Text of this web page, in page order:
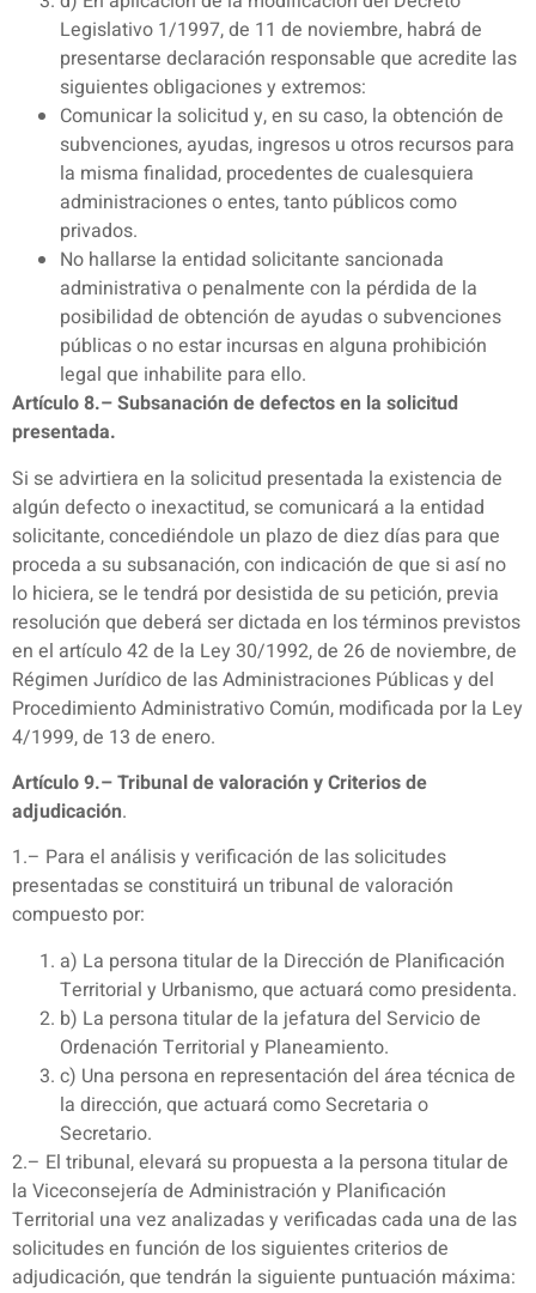
Legislativo 1/1997, de 11 de noviembre, habrá de
presentarse declaración responsable que acredite las
siguientes obligaciones y extremos:
Comunicar la solicitud y, en su caso, la obtención de
subvenciones, ayudas, ingresos u otros recursos para
la misma finalidad, procedentes de cualesquiera
administraciones o entes, tanto públicos como
privados.
No hallarse la entidad solicitante sancionada
administrativa o penalmente con la pérdida de la
posibilidad de obtención de ayudas o subvenciones
públicas o no estar incursas en alguna prohibición
legal que inhabilite para ello.
Artículo 8.– Subsanación de defectos en la solicitud
presentada.
Si se advirtiera en la solicitud presentada la existencia de
algún defecto o inexactitud, se comunicará a la entidad
solicitante, concediéndole un plazo de diez días para que
proceda a su subsanación, con indicación de que si así no
lo hiciera, se le tendrá por desistida de su petición, previa
resolución que deberá ser dictada en los términos previstos
en el artículo 42 de la Ley 30/1992, de 26 de noviembre, de
Régimen Jurídico de las Administraciones Públicas y del
Procedimiento Administrativo Común, modificada por la Ley
4/1999, de 13 de enero.
Artículo 9.– Tribunal de valoración y Criterios de
adjudicación.
1.– Para el análisis y verificación de las solicitudes
presentadas se constituirá un tribunal de valoración
compuesto por:
a) La persona titular de la Dirección de Planificación
Territorial y Urbanismo, que actuará como presidenta.
b) La persona titular de la jefatura del Servicio de
Ordenación Territorial y Planeamiento.
c) Una persona en representación del área técnica de
la dirección, que actuará como Secretaria o
Secretario.
2.– El tribunal, elevará su propuesta a la persona titular de
la Viceconsejería de Administración y Planificación
Territorial una vez analizadas y verificadas cada una de las
solicitudes en función de los siguientes criterios de
adjudicación, que tendrán la siguiente puntuación máxima: